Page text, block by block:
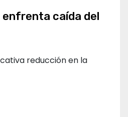
enfrenta caída del
reducción en la